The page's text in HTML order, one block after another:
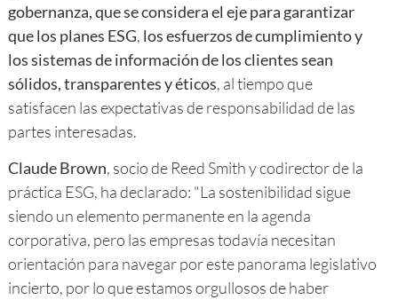
gobernanza, que se considera el eje para garantizar
que los planes ESG, los esfuerzos de cumplimiento y
los sistemas de información de los clientes sean
sólidos, transparentes y éticos, al tiempo que
satisfacen las expectativas de responsabilidad de las
partes interesadas.
Claude Brown, socio de Reed Smith y codirector de la
práctica ESG, ha declarado: "La sostenibilidad sigue
siendo un elemento permanente en la agenda
corporativa, pero las empresas todavía necesitan
orientación para navegar por este panorama legislativo
incierto, por lo que estamos orgullosos de haber